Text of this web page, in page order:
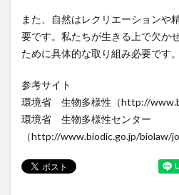
また、自然はレクリエーションや
要です。私たちが生きる上で欠か
ために具体的な取り組み必要です。
参考サイト
環境省 生物多様性（http://
環境省 生物多様性センター
（http://www.biodic.go.jp/biolaw/